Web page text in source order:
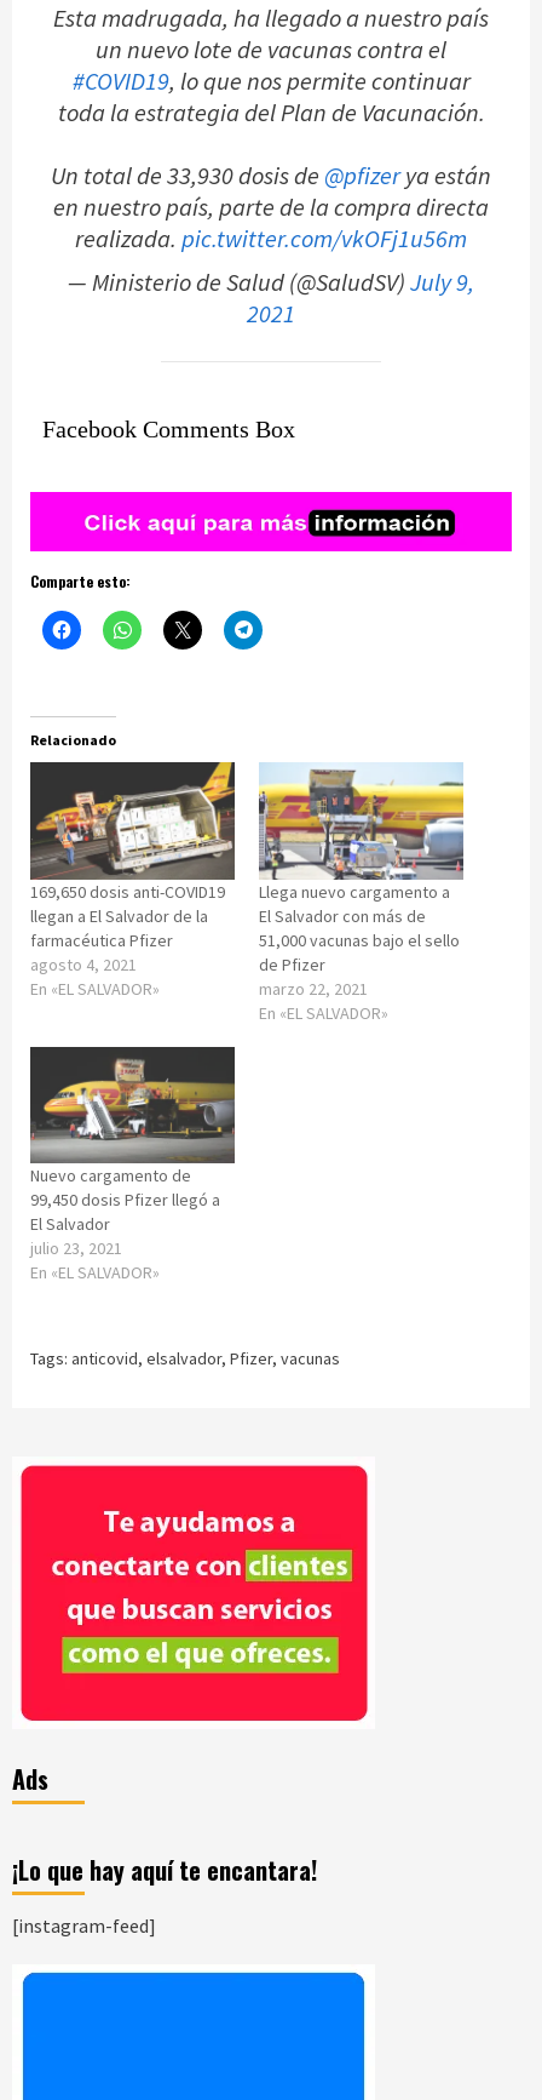
Esta madrugada, ha llegado a nuestro país
un nuevo lote de vacunas contra el
#COVID19, lo que nos permite continuar
toda la estrategia del Plan de Vacunación.
Un total de 33,930 dosis de @pfizerya están
en nuestro país, parte de la compra directa
realizada. pic.twitter.com/vkOFj1u56m
— Ministerio de Salud (@SaludSV)July 9,
2021
Facebook Comments Box
Comparte esto:
Relacionado
169,650 dosis anti-COVID19
llegan a El Salvador de la
farmacéutica Pfizer
agosto 4, 2021
En «EL SALVADOR»
Llega nuevo cargamento a
El Salvador con más de
51,000 vacunas bajo el sello
de Pfizer
marzo 22, 2021
En «EL SALVADOR»
Nuevo cargamento de
99,450 dosis Pfizer llegó a
El Salvador
julio 23, 2021
En «EL SALVADOR»
Tags: anticovid, elsalvador, Pfizer, vacunas
Ads
¡Lo que hay aquí te encantara!
[instagram-feed]